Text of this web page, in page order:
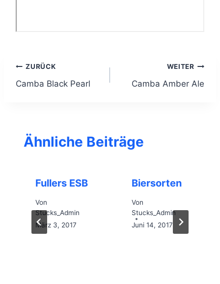
Beitragsnavigation
ZURÜCK
Camba Black Pearl
WEITER
Camba Amber Ale
Ähnliche Beiträge
Fullers ESB
Von
Stucks_Admin
März 3, 2017
Biersorten
Von
Stucks_Admin
Juni 14, 2017